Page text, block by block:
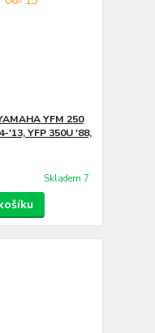
YFM 250
'13, YFP 350U '88,
Skladem 7